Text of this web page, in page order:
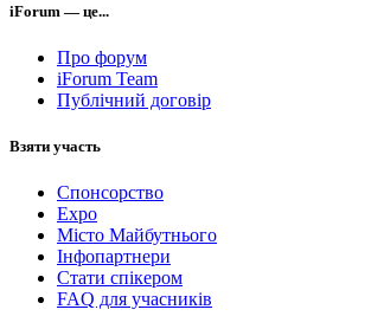
iForum — це...
Про форум
iForum Team
Публічний договір
Взяти участь
Спонсорство
Expo
Місто Майбутнього
Інфопартнери
Стати спікером
FAQ для учасників